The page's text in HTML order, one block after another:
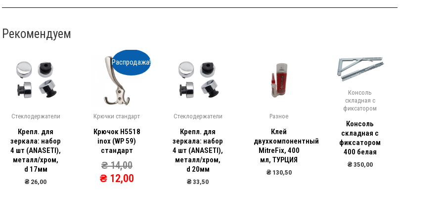
Рекомендуем
Стеклодержатели
Крепл. для
зеркала: набор
4 шт (ANASETI),
металл/хром,
d 17мм
₴ 26,00
Распродажа!
Крючки стандарт
Крючок Н5518
inox (WP 59)
стандарт
₴14,00
₴12,00
Стеклодержатели
Крепл. для
зеркала: набор
4 шт (ANASETI),
металл/хром,
d 20мм
₴33,50
Разное
Клей
двухкомпонентный
MitreFix, 400
мл, ТУРЦИЯ
₴130,50
Консоль
складная с
фиксатором
Консоль
складная с
фиксатором
400 белая
₴350,00